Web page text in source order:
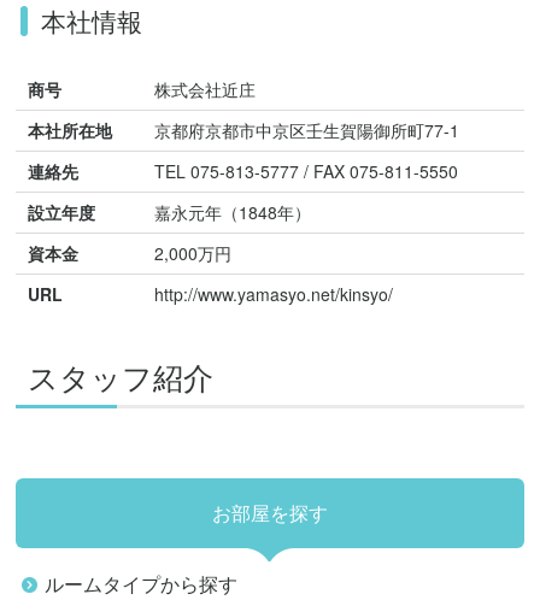
本社情報
商号
株式会社近庄
本社所在地
京都府京都市中京区壬生賀陽御所町77-1
連絡先
TEL 075-813-5777 / FAX 075-811-5550
設立年度
嘉永元年（1848年）
資本金
2,000万円
URL
http://www.yamasyo.net/kinsyo/
スタッフ紹介
お部屋を探す
ルームタイプから探す